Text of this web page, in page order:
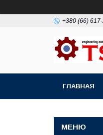
+380 (66)
ГЛАВНАЯ